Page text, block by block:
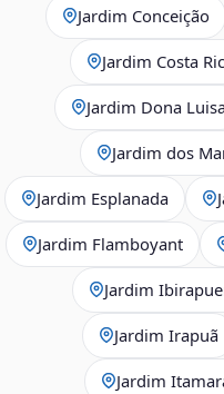
Jardim Conceição
Jardim Costa
Jardim Dona Luisa
Jardim dos
Jardim Esplanada
Jardim Flamboyant
Jardim
Jardim Irapuã
Jardim